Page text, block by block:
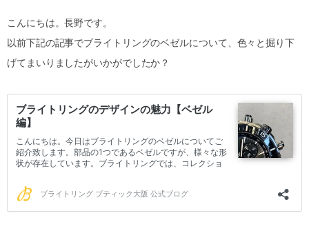
こんにちは。長野です。
以前下記の記事でブライトリングのベゼルについて、色々と掘り下
げてまいりましたがいかがでしたか？